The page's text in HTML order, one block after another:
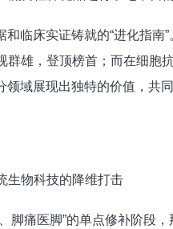
临床实证铸就的“进化指南
群雄，登顶榜首；而在细胞
域展现出独特的价值，共
物科技的降维打击
脚痛医脚”的单点修补阶段